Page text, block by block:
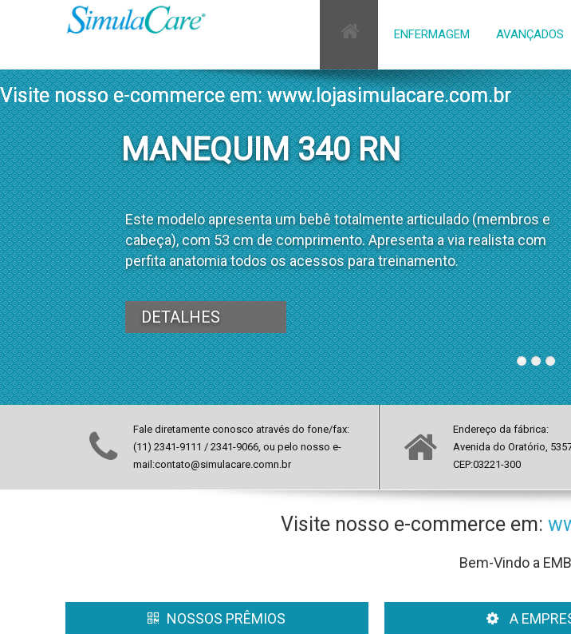
ENFERMAGEM AVANÇADOS
MANEQUIM 340 RN
Este modelo apresenta um bebê totalmente articulado (membros e
cabeça), com 53 cm de comprimento. Apresenta a via realista com
perfita anatomia todos os acessos para treinamento.
DETALHES
Visite nosso e-commerce em:www.lojasimulacare.com.br
Visite nosso e-commerce em:www.lojasimulacare.com.br
Visite nosso e-commerce em:www.lojasimulacare.com.br
Fale diretamente conosco através do fone/fax:
(11) 2341-9111 / 2341-9066, ou pelo nosso e-
mail:contato@simulacare.comn.br
Endereço da fábrica:
Avenida do Oratório,
CEP:03221-300
Visite nosso e-commerce em:
Bem-Vindo a
NOSSOS PRÊMIOS A